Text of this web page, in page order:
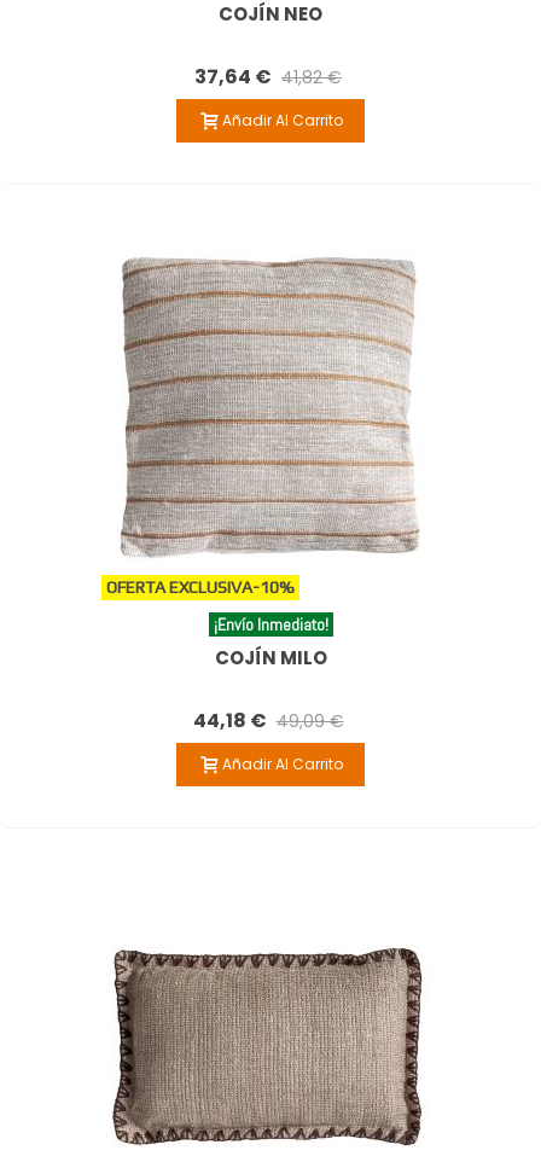
COJÍN NEO
37,64 € 41,82 €
Añadir Al Carrito
OFERTA EXCLUSIVA-10%
¡Envío Inmediato!
COJÍN MILO
44,18 € 49,09 €
Añadir Al Carrito